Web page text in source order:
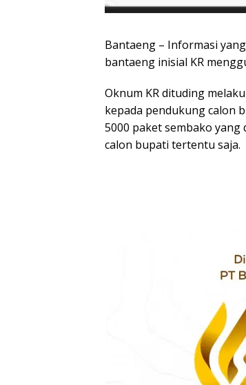
Bantaeng – Informasi
bantaeng inisial KR
Oknum KR dituding
kepada pendukung calon
5000 paket sembako
calon bupati tertentu saja.